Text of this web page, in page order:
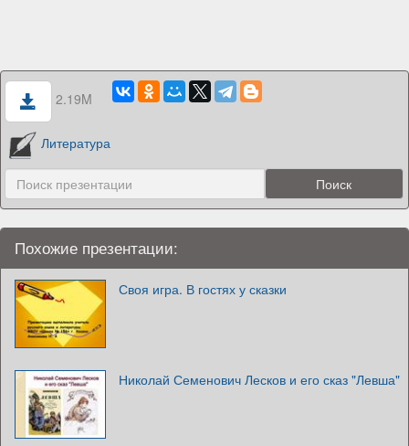
2.19M
Литература
Похожие презентации:
Своя игра. В гостях у сказки
Николай Семенович Лесков и его сказ "Левша"